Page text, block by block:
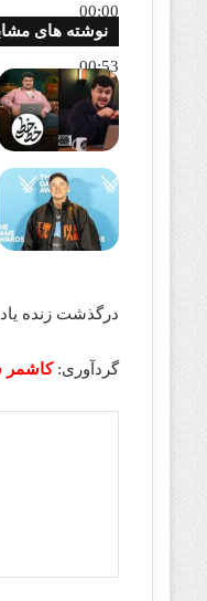
00:00
00:00
00:53
برای افزایش یا
نوشته های
درگذشت زنده
گردآوری:کاشمر